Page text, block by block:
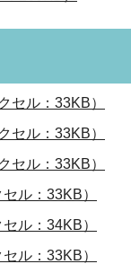
セル：33KB）
セル：33KB）
セル：33KB）
ル：33KB）
ル：34KB）
ル：33KB）